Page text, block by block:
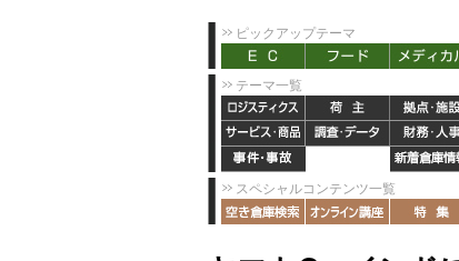
ピックアップテーマ
テーマ一覧
スペシャルコンテンツ一覧